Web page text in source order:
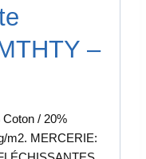
–
/ 20%
m2. MERCERIE: